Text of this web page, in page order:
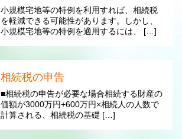
小規模宅地等の特例を利用すれば、相続税
を軽減できる可能性があります。しかし、
小規模宅地等の特例を適用するには、 […]
相続税の申告
■相続税の申告が必要な場合相続する財産の
価額が3000万円+600万円×相続人の人数で
計算される、相続税の基礎 […]